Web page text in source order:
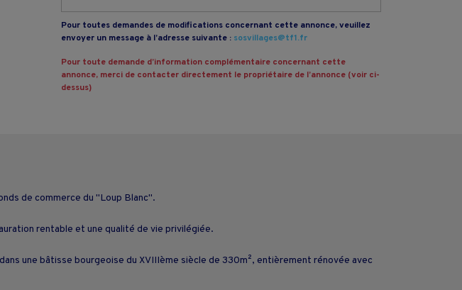
Pour toutes demandes de modifications concernant cette annonce, veuillez
envoyer un message à l’adresse suivante : sosvillages@tf1.fr
Pour toute demande d’information complémentaire concernant cette
annonce, merci de contacter directement le propriétaire de l’annonce (voir ci-
dessus)
de commerce du "Loup Blanc".
rentable et une qualité de vie privilégiée.
une bâtisse bourgeoise du XVIIIème siècle de 330m², entièrement rénovée avec